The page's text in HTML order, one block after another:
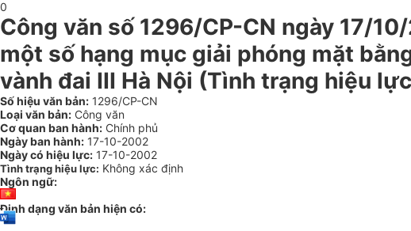
0
Công văn số 1296/CP-CN ngày 17/
một số hạng mục giải phóng mặt
vành đai III Hà Nội (Tình trạng hiệu
Số hiệu văn bản: 1296/CP-CN
Loại văn bản: Công văn
Cơ quan ban hành: Chính phủ
Ngày ban hành: 17-10-2002
Ngày có hiệu lực: 17-10-2002
Tình trạng hiệu lực: Không xác định
Ngôn ngữ:
Định dạng văn bản hiện có: